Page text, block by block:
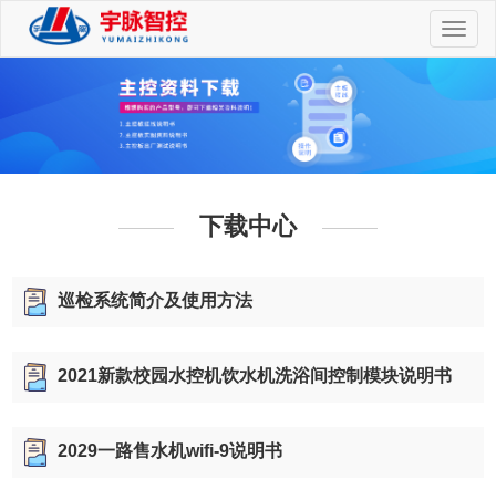
切
换
航
下载中心
巡检系统简介及使用方法
2021新款校园水控机饮水机洗浴间控制模块说明书
2029一路售水机wifi-9说明书